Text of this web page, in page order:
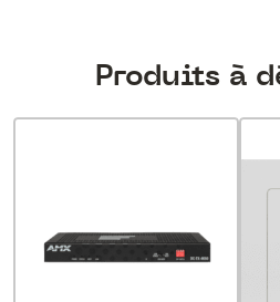
Produits à